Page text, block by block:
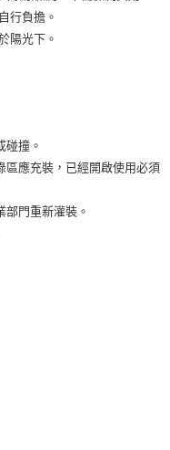
行負擔。
陽光下。
碰撞。
區應充裝，已經開啟使用必須
門重新灌裝。